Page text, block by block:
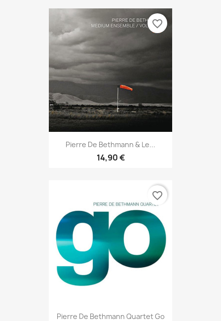
Pierre De Bethmann & Le...
14,90 €
favorite_border
Pierre De Bethmann Quartet Go
favorite_border